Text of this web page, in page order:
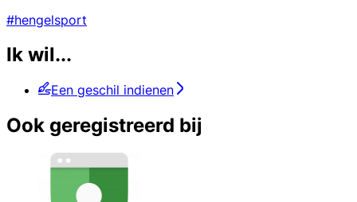
#hengelsport
Ik wil...
Een geschil indienen
Ook geregistreerd bij